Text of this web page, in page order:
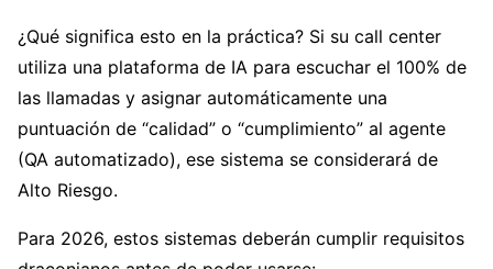
¿Qué significa esto en la práctica? Si su call center
utiliza una plataforma de IA para escuchar el 100% de
las llamadas y asignar automáticamente una
puntuación de “calidad” o “cumplimiento” al agente
(QA automatizado), ese sistema se considerará de
Alto Riesgo.
Para 2026, estos sistemas deberán cumplir requisitos